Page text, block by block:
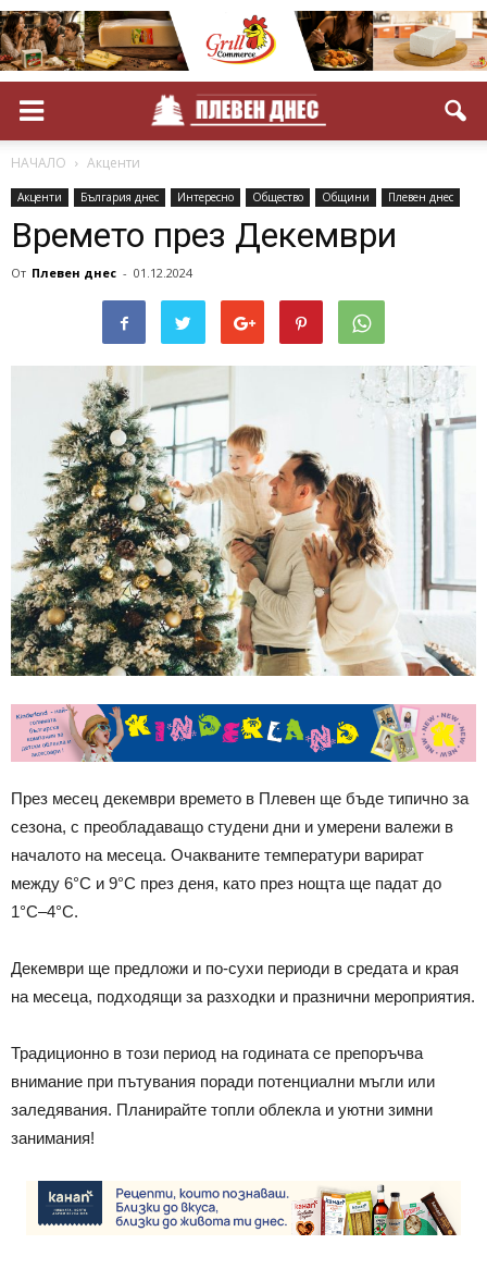
НАЧАЛО Акценти
Акценти България днес Интересно Общество Общини Плевен днес
Времето през Декември
От Плевен днес - 01.12.2024
През месец декември времето в Плевен ще бъде типично за
сезона, с преобладаващо студени дни и умерени валежи в
началото на месеца. Очакваните температури варират
между 6°C и 9°C през деня, като през нощта ще падат до
1°C–4°C.
Декември ще предложи и по-сухи периоди в средата и края
на месеца, подходящи за разходки и празнични мероприятия.
Традиционно в този период на годината се препоръчва
внимание при пътувания поради потенциални мъгли или
заледявания. Планирайте топли облекла и уютни зимни
занимания!​